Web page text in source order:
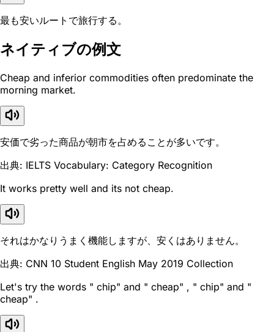
最も安いルートで旅行する。
ネイティブの例文
Cheap and inferior commodities often predominate the
morning market.
安価で劣った商品が朝市を占めることが多いです。
出典: IELTS Vocabulary: Category Recognition
It works pretty well and its not cheap.
それはかなりうまく機能しますが、安くはありません。
出典: CNN 10 Student English May 2019 Collection
Let's try the words " chip" and " cheap" , " chip" and "
cheap" .